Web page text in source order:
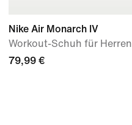
Nike Air Monarch IV
Workout-Schuh für Herren
79,99 €